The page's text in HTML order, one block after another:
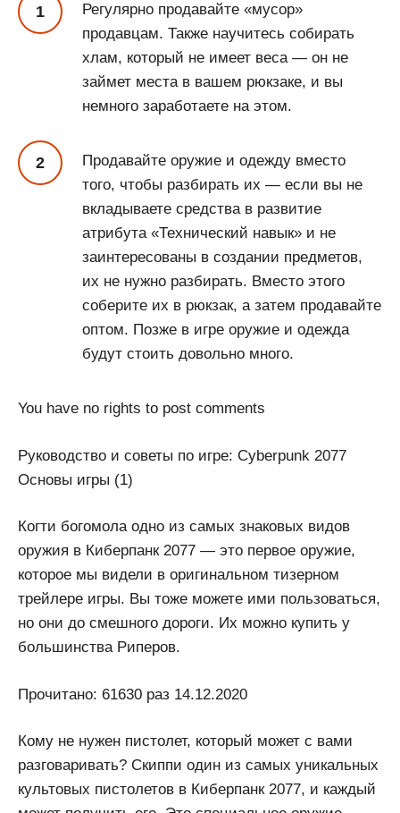
Регулярно продавайте «мусор»
продавцам. Также научитесь собирать
хлам, который не имеет веса — он не
займет места в вашем рюкзаке, и вы
немного заработаете на этом.
Продавайте оружие и одежду вместо
того, чтобы разбирать их — если вы не
вкладываете средства в развитие
атрибута «Технический навык» и не
заинтересованы в создании предметов,
их не нужно разбирать. Вместо этого
соберите их в рюкзак, а затем продавайте
оптом. Позже в игре оружие и одежда
будут стоить довольно много.
You have no rights to post comments
Руководство и советы по игре: Cyberpunk 2077
Основы игры (1)
Когти богомола одно из самых знаковых видов
оружия в Киберпанк 2077 — это первое оружие,
которое мы видели в оригинальном тизерном
трейлере игры. Вы тоже можете ими пользоваться,
но они до смешного дороги. Их можно купить у
большинства Риперов.
Прочитано: 61630 раз 14.12.2020
Кому не нужен пистолет, который может с вами
разговаривать? Скиппи один из самых уникальных
культовых пистолетов в Киберпанк 2077, и каждый